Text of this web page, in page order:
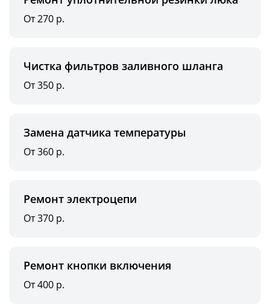
От 270 р.
Чистка фильтров заливного шланга
От 350 р.
Замена датчика температуры
От 360 р.
Ремонт электроцепи
От 370 р.
Ремонт кнопки включения
От 400 р.